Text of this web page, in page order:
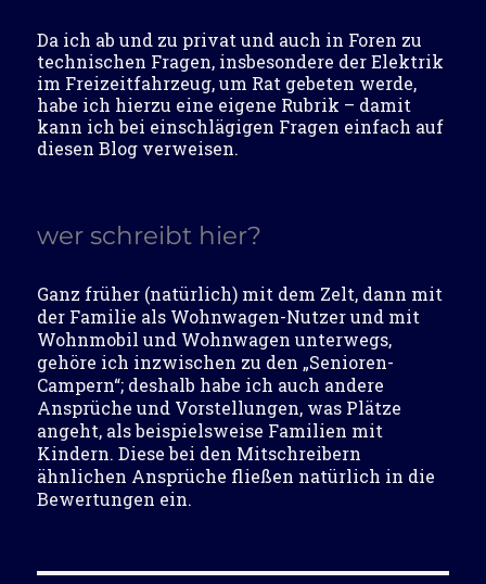
Da ich ab und zu privat und auch in Foren zu
technischen Fragen, insbesondere der Elektrik
im Freizeitfahrzeug, um Rat gebeten werde,
habe ich hierzu eine eigene Rubrik – damit
kann ich bei einschlägigen Fragen einfach auf
diesen Blog verweisen.
wer schreibt hier?
Ganz früher (natürlich) mit dem Zelt, dann mit
der Familie als Wohnwagen-Nutzer und mit
Wohnmobil und Wohnwagen unterwegs,
gehöre ich inzwischen zu den „Senioren-
Campern“; deshalb habe ich auch andere
Ansprüche und Vorstellungen, was Plätze
angeht, als beispielsweise Familien mit
Kindern. Diese bei den Mitschreibern
ähnlichen Ansprüche fließen natürlich in die
Bewertungen ein.